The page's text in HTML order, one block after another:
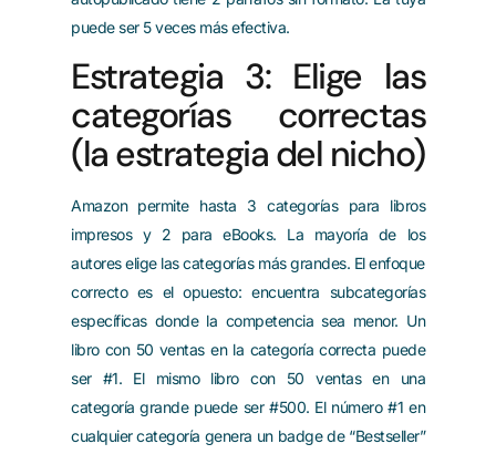
puede ser 5 veces más efectiva.
Estrategia 3: Elige las
categorías correctas
(la estrategia del nicho)
Amazon permite hasta 3 categorías para libros
impresos y 2 para eBooks. La mayoría de los
autores elige las categorías más grandes. El enfoque
correcto es el opuesto: encuentra subcategorías
específicas donde la competencia sea menor. Un
libro con 50 ventas en la categoría correcta puede
ser #1. El mismo libro con 50 ventas en una
categoría grande puede ser #500. El número #1 en
cualquier categoría genera un badge de “Bestseller”